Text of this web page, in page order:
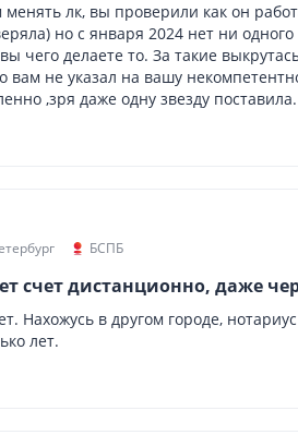
лк, вы проверили как он
но с января 2024 нет ни
вы чего делаете то. За такие
вам не указал на вашу
,зря даже одну звезду поставила.
БСПБ
счет дистанционно, даже
Нахожусь в другом городе,
лет.